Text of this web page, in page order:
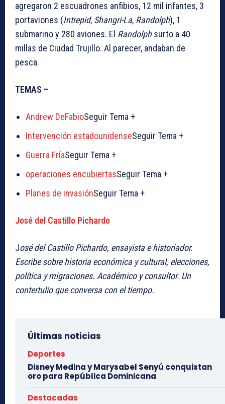
agregaron 2 escuadrones anfibios, 12 mil infantes, 3
portaviones (Intrepid, Shangri-La, Randolph), 1
submarino y 280 aviones. El Randolphsurto a 40
millas de Ciudad Trujillo. Al parecer, andaban de
pesca.
TEMAS –
Andrew DeFabioSeguir Tema +
Intervención estadounidenseSeguir Tema +
Guerra FríaSeguir Tema +
operaciones encubiertasSeguir Tema +
Planes de invasiónSeguir Tema +
José del Castillo Pichardo
José del Castillo Pichardo, ensayista e historiador.
Escribe sobre historia económica y cultural, elecciones,
política y migraciones. Académico y consultor. Un
contertulio que conversa con el tiempo.
Últimas noticias
Deportes
Disney Medina y Marysabel Senyú conquistan
oro para República Dominicana
Destacadas